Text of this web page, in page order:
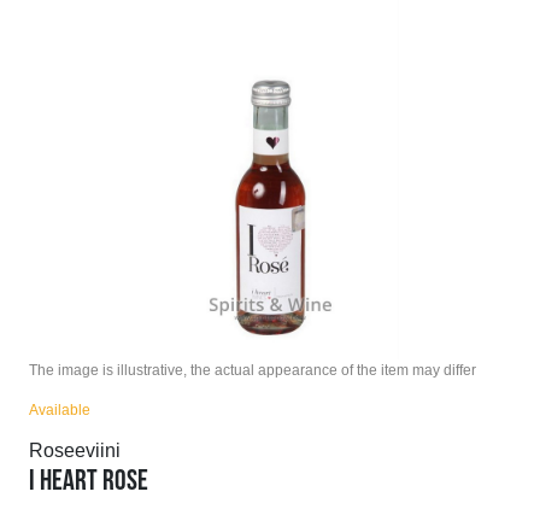
The image is illustrative, the actual appearance of the item may differ
Available
Roseeviini
I HEART ROSE